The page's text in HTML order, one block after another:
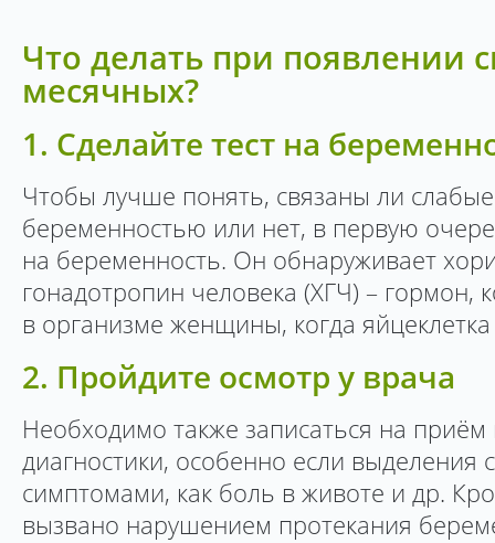
Что делать при появлении
месячных?
1. Сделайте тест на
Чтобы лучше понять, связаны ли
беременностью или нет, в первую
на беременность. Он обнаруживает
гонадотропин человека (ХГЧ) – гормон,
в организме женщины, когда
2. Пройдите осмотр у врача
Необходимо также записаться на
диагностики, особенно если выделения
симптомами, как боль в животе и др.
вызвано нарушением протекания